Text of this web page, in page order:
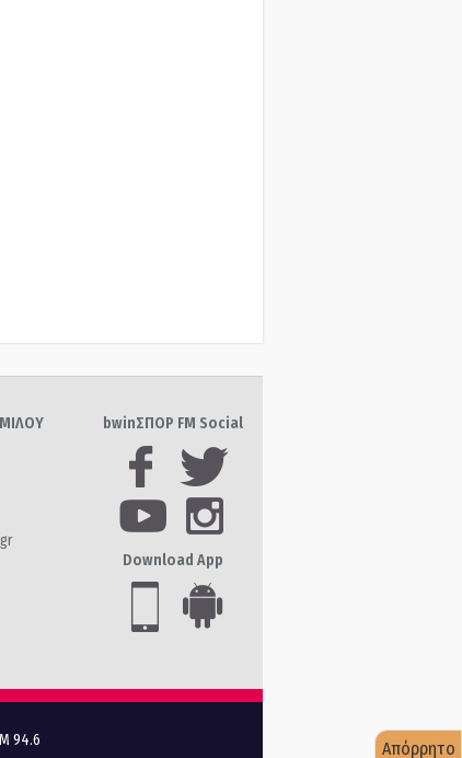
bwinΣΠΟΡ FM Social
Download App
94.6 Απόρρητο